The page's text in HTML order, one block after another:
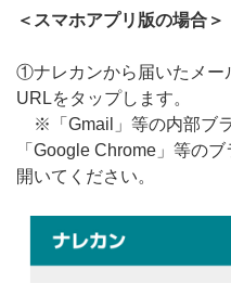
＜スマホアプリ版の場合＞
①ナレカンから届いたメー
URLをタップします。
※「Gmail」等の内部ブラ
「Google Chrome」等の
開いてください。